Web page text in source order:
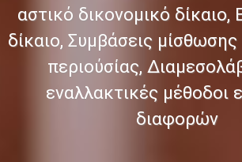
αστικό δικονομικό
δίκαιο, Συμβάσεις μίσθωσης
περιούσίας,
εναλλακτικές μέθοδοι
διαφορών